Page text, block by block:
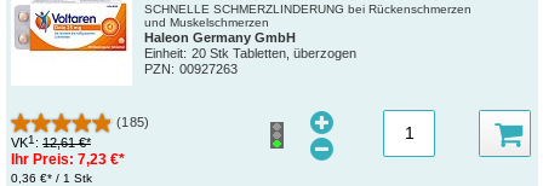
SCHNELLE SCHMERZLINDERUNG bei Rückenschmerzen
und Muskelschmerzen
Haleon Germany GmbH
Einheit: 20 Stk Tabletten, überzogen
PZN: 00927263
(185)
VK1: 12,61 €*
Ihr Preis: 7,23 €*
0,36 €* / 1 Stk